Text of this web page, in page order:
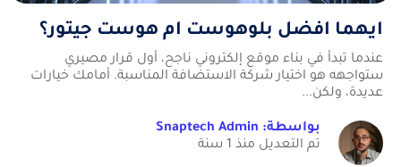
ايهما افضل بلوهوست ام هوست جيتور؟
عندما تبدأ في بناء موقع إلكتروني ناجح، أول قرار مصيري
ستواجهه هو اختيار شركة الاستضافة المناسبة. أمامك خيارات
عديدة، ولكن...
بواسطة: Snaptech Admin
تم التعديل منذ 1 سنة